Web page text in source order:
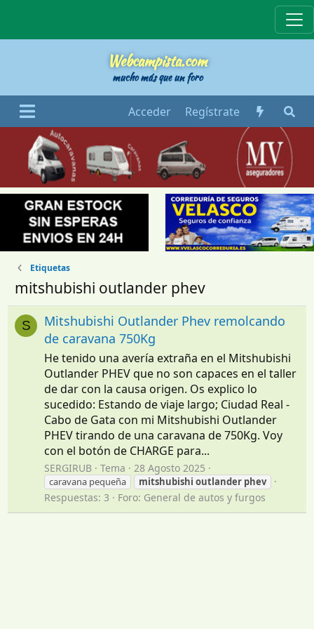
Webcampista.com
mucho más que un foro
Acceder Regístrate
Etiquetas
mitshubishi outlander phev
S
Mitshubishi Outlander Phev remolcando
de caravana 750Kg
He tenido una avería extraña en el Mitshubishi
Outlander PHEV que no son capaces en el taller
de dar con la causa origen. Os explico lo
sucedido: Estando de viaje largo; Ciudad Real -
Cabo de Gata con mi Mitshubishi Outlander
PHEV tirando de una caravana de 750Kg. Voy
con el botón de CHARGE para...
SERGIRUB Tema 28 Agosto 2025
caravana pequeña mitshubishi outlander phev
Respuestas: 3 Foro: General de autos y furgos